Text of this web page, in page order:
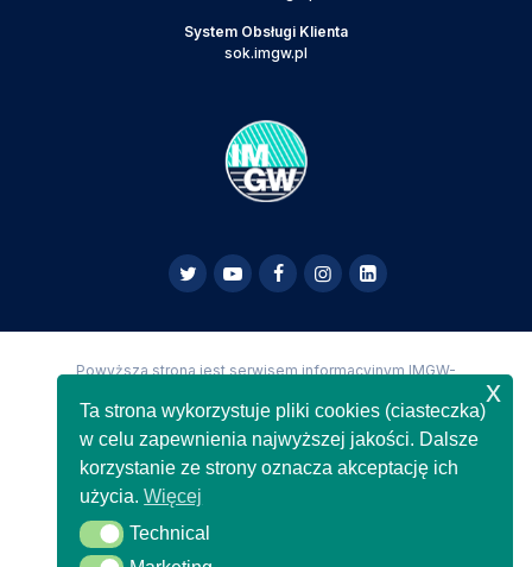
System Obsługi Klienta
sok.imgw.pl
Powyższa strona jest serwisem informacyjnym IMGW-
Copyright IMGW-PIB Wszelkie prawa zastrzeżone
Ta strona wykorzystuje pliki cookies (ciasteczka)
w celu zapewnienia najwyższej jakości. Dalsze
korzystanie ze strony oznacza akceptację ich
użycia.Więcej
Technical
Technical
x